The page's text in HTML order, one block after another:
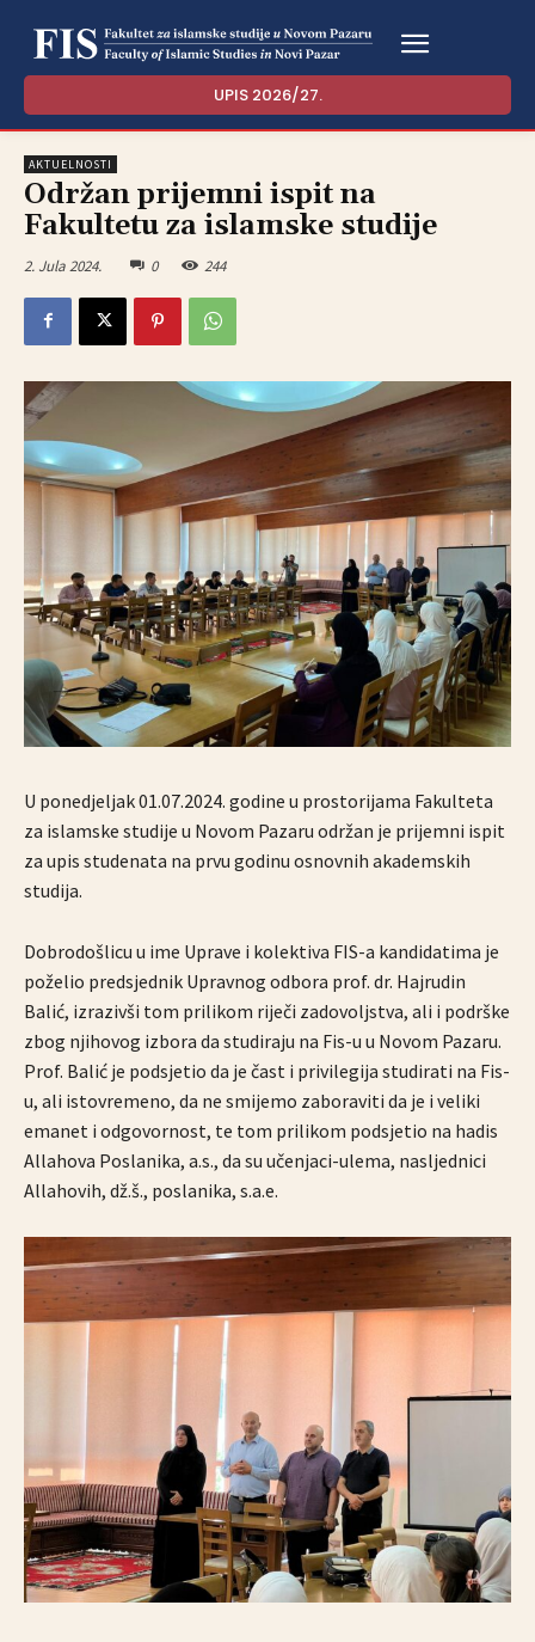
UPIS 2026/27.
AKTUELNOSTI
Održan prijemni ispit na
Fakultetu za islamske studije
2. Jula 2024. 0 244
U ponedjeljak 01.07.2024. godine u prostorijama Fakulteta
za islamske studije u Novom Pazaru održan je prijemni ispit
za upis studenata na prvu godinu osnovnih akademskih
studija.
Dobrodošlicu u ime Uprave i kolektiva FIS-a kandidatima je
poželio predsjednik Upravnog odbora prof. dr. Hajrudin
Balić, izrazivši tom prilikom riječi zadovoljstva, ali i podrške
zbog njihovog izbora da studiraju na Fis-u u Novom Pazaru.
Prof. Balić je podsjetio da je čast i privilegija studirati na Fis-
u, ali istovremeno, da ne smijemo zaboraviti da je i veliki
emanet i odgovornost, te tom prilikom podsjetio na hadis
Allahova Poslanika, a.s., da su učenjaci-ulema, nasljednici
Allahovih, dž.š., poslanika, s.a.e.